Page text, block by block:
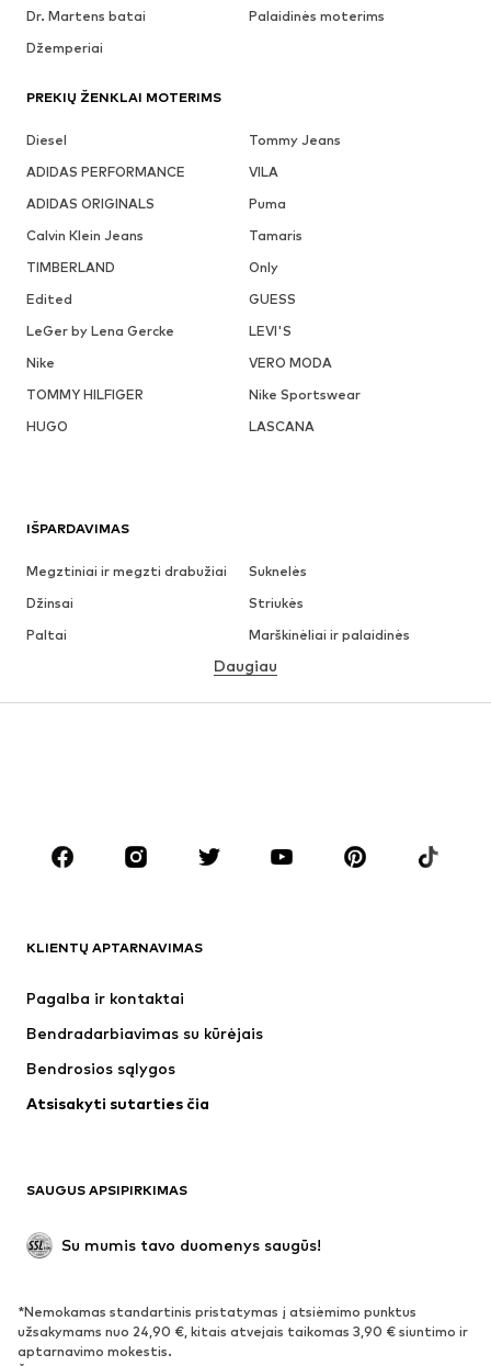
Dr. Martens batai
Palaidinės moterims
Džemperiai
PREKIŲ ŽENKLAI MOTERIMS
Diesel
Tommy Jeans
ADIDAS PERFORMANCE
VILA
ADIDAS ORIGINALS
Puma
Calvin Klein Jeans
Tamaris
TIMBERLAND
Only
Edited
GUESS
LeGer by Lena Gercke
LEVI'S
Nike
VERO MODA
TOMMY HILFIGER
Nike Sportswear
HUGO
LASCANA
IŠPARDAVIMAS
Megztiniai ir megzti drabužiai
Suknelės
Džinsai
Striukės
Paltai
Marškinėliai ir palaidinės
Apatiniai
Sijonai
Palaidinės ir tunikos
Aksesuarai
Premium
Naujienos
Apatiniai
Paltai
Proginiai
Išskirtiniai
BATAI
Naujienos
Daugiau
KLIENTŲ APTARNAVIMAS
Pagalba ir kontaktai
Bendradarbiavimas su kūrėjais
Bendrosios sąlygos
Atsisakyti sutarties čia
SAUGUS APSIPIRKIMAS
Su mumis tavo duomenys saugūs!
*Nemokamas standartinis pristatymas į atsiėmimo punktus
užsakymams nuo 24,90 €, kitais atvejais taikomas 3,90 € siuntimo ir
aptarnavimo mokestis.